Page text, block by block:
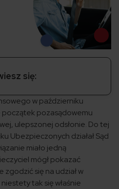
się:
w październiku
początek pozasądowemu
ulepszonej odsłonie. Do tej
Ubezpieczonych działał Sąd
miało jedną
mógł pokazać
zgodzić się na udział w
tak się właśnie